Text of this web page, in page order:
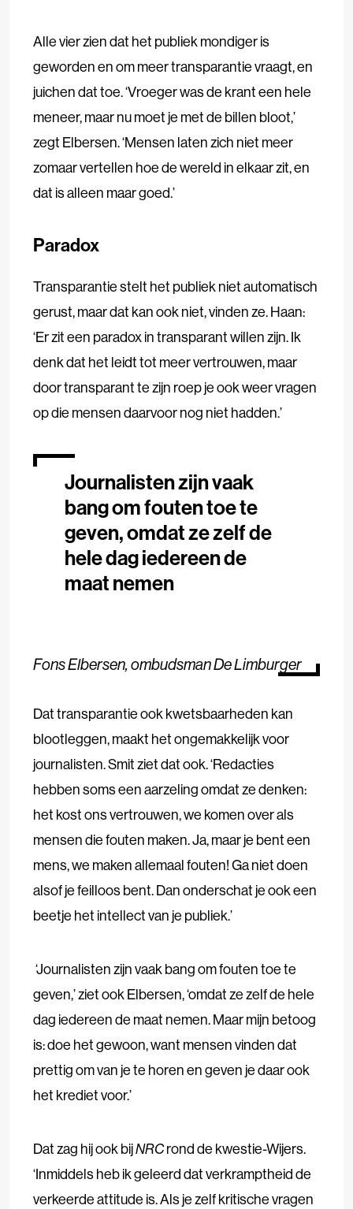
Alle vier zien dat het publiek mondiger is
geworden en om meer transparantie vraagt, en
juichen dat toe. ‘Vroeger was de krant een hele
meneer, maar nu moet je met de billen bloot,’
zegt Elbersen. ‘Mensen laten zich niet meer
zomaar vertellen hoe de wereld in elkaar zit, en
dat is alleen maar goed.’
Paradox
Transparantie stelt het publiek niet automatisch
gerust, maar dat kan ook niet, vinden ze. Haan:
‘Er zit een paradox in transparant willen zijn. Ik
denk dat het leidt tot meer vertrouwen, maar
door transparant te zijn roep je ook weer vragen
op die mensen daarvoor nog niet hadden.’
Journalisten zijn vaak
bang om fouten toe te
geven, omdat ze zelf de
hele dag iedereen de
maat nemen
Fons Elbersen, ombudsman De Limburger
Dat transparantie ook kwetsbaarheden kan
blootleggen, maakt het ongemakkelijk voor
journalisten. Smit ziet dat ook. ‘Redacties
hebben soms een aarzeling omdat ze denken:
het kost ons vertrouwen, we komen over als
mensen die fouten maken. Ja, maar je bent een
mens, we maken allemaal fouten! Ga niet doen
alsof je feilloos bent. Dan onderschat je ook een
beetje het intellect van je publiek.’
‘Journalisten zijn vaak bang om fouten toe te
geven,’ ziet ook Elbersen, ‘omdat ze zelf de hele
dag iedereen de maat nemen. Maar mijn betoog
is: doe het gewoon, want mensen vinden dat
prettig om van je te horen en geven je daar ook
het krediet voor.’
Dat zag hij ook bijNRCrond de kwestie-Wijers.
‘Inmiddels heb ik geleerd dat verkramptheid de
verkeerde attitude is. Als je zelf kritische vragen